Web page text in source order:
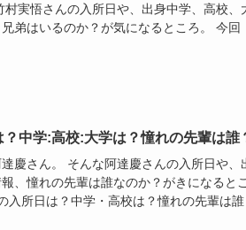
実悟さんの入所日や、出身中学、高校、
弟はいるのか？が気になるところ。 今回
中学:高校:大学は？憧れの先輩は誰
慶さん。 そんな阿達慶さんの入所日や、
、憧れの先輩は誰なのか？がきになるとこ
入所日は？中学・高校は？憧れの先輩は誰